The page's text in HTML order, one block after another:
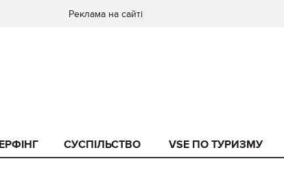
Реклама на сайті
СУСПІЛЬСТВО VSE ПО ТУРИЗМУ